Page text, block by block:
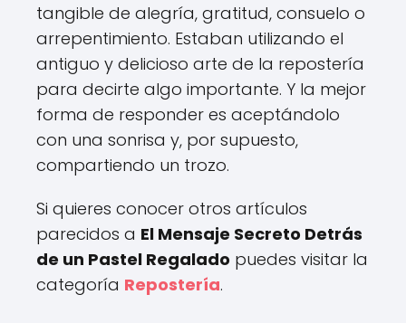
tangible de alegría, gratitud, consuelo o
arrepentimiento. Estaban utilizando el
antiguo y delicioso arte de la repostería
para decirte algo importante. Y la mejor
forma de responder es aceptándolo
con una sonrisa y, por supuesto,
compartiendo un trozo.
Si quieres conocer otros artículos
parecidos a El Mensaje Secreto Detrás
de un Pastel Regalado puedes visitar la
categoría Repostería.